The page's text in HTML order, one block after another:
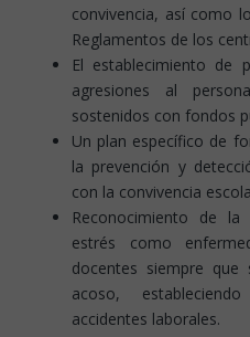
convivencia, así como
Reglamentos de los
El establecimiento de
agresiones al
sostenidos con fondos
Un plan específico de
la prevención y
con la convivencia
Reconocimiento de
estrés como
docentes siempre que
acoso,
accidentes laborales.